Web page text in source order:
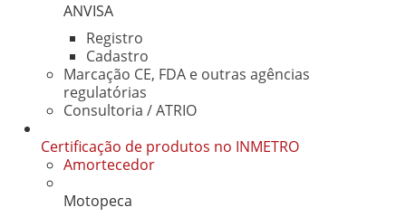
Trabalhe Conosco
Localização
ANVISA
Registro
Cadastro
Marcação CE, FDA e outras agências
regulatórias
Consultoria / ATRIO
Certificação de produtos no INMETRO
Amortecedor
Motopeca